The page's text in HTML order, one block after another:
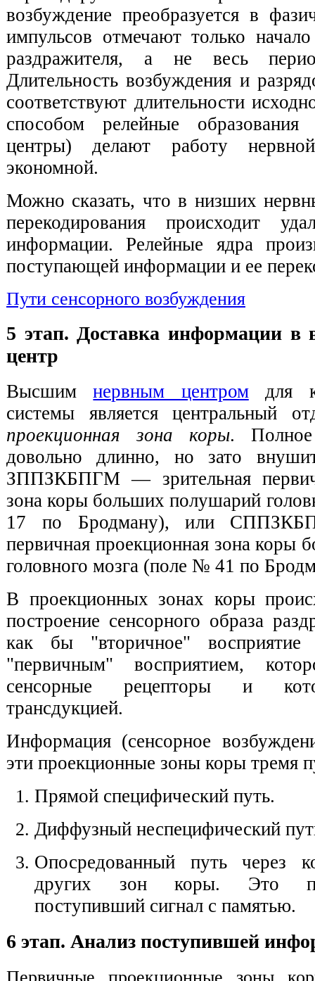
возбуждение преобразуется в
импульсов отмечают только
раздражителя, а не весь
Длительность возбуждения и
соответствуют длительности
способом релейные
центры) делают работу
экономной.
Можно сказать, что в низших
перекодирования происходит
информации. Релейные ядра
поступающей информации и ее
Пути сенсорного возбуждения
5 этап. Доставка информации
центр
Высшимнервным центромдля
системы является центральный
проекционная зона коры. Полное
довольно длинно, но зато
ЗППЗКБПГМ — зрительная
зона коры больших полушарий
17 по Бродману), или
первичная проекционная зона коры
головного мозга (поле № 41 по
В проекционных зонах коры
построение сенсорного образа
как бы "вторичное" восприятие
"первичным" восприятием,
сенсорные рецепторы и
трансдукцией.
Информация (сенсорное
эти проекционные зоны коры тремя
Прямой специфический путь.
Диффузный неспецифический
Опосредованный путь через
других зон коры. Это
поступивший сигнал с памятью.
6 этап. Анализ поступившей